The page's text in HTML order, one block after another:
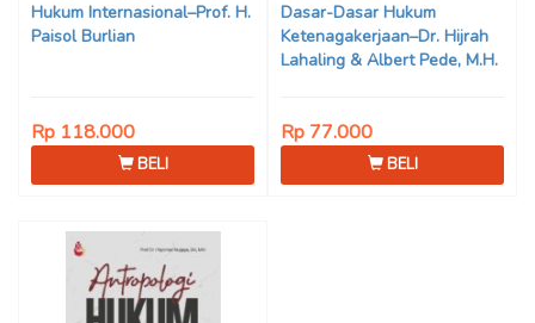
Hukum Internasional–Prof. H.
Paisol Burlian
Rp 118.000
BELI
Dasar-Dasar Hukum
Ketenagakerjaan–Dr. Hijrah
Lahaling & Albert Pede, M.H.
Rp 77.000
BELI